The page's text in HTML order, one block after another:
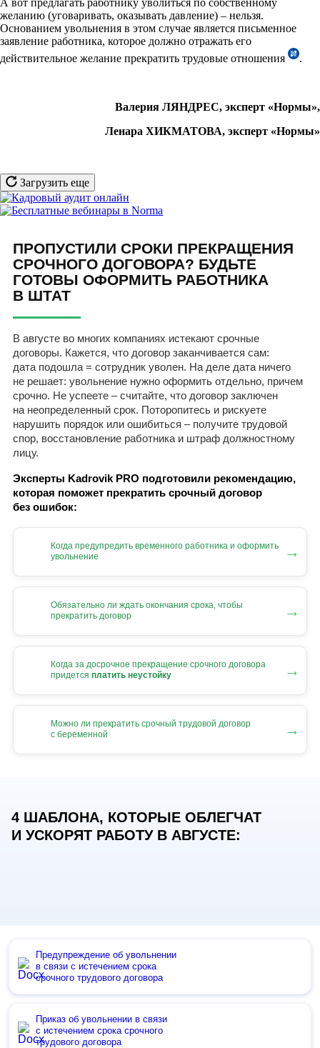
желанию (уговаривать, оказывать давление) – нельзя.
Основанием увольнения в этом случае является письменное
заявление работника, которое должно отражать его
действительное желание прекратить трудовые отношения
.
Валерия ЛЯНДРЕС, эксперт «Нормы»,
Ленара ХИКМАТОВА, эксперт «Нормы»
Загрузить еще
ПРОПУСТИЛИ СРОКИ ПРЕКРАЩЕНИЯ
СРОЧНОГО ДОГОВОРА? БУДЬТЕ
ГОТОВЫ ОФОРМИТЬ РАБОТНИКА
В ШТАТ
В августе во многих компаниях истекают срочные
договоры. Кажется, что договор заканчивается сам:
дата подошла = сотрудник уволен. На деле дата ничего
не решает: увольнение нужно оформить отдельно, причем
срочно. Не успеете – считайте, что договор заключен
на неопределенный срок. Поторопитесь и рискуете
нарушить порядок или ошибиться – получите трудовой
спор, восстановление работника и штраф должностному
лицу.
Эксперты Kadrovik PRO подготовили рекомендацию,
которая поможет прекратить срочный договор
без ошибок:
Когда предупредить временного работника и оформить
увольнение
→
Обязательно ли ждать окончания срока, чтобы
прекратить договор
→
Когда за досрочное прекращение срочного договора
придется платить неустойку →
Можно ли прекратить срочный трудовой договор
с беременной
→
4 ШАБЛОНА, КОТОРЫЕ ОБЛЕГЧАТ
И УСКОРЯТ РАБОТУ В АВГУСТЕ:
Предупреждение об увольнении
в связи с истечением срока
срочного трудового договора
Приказ об увольнении в связи
с истечением срока срочного
трудового договора